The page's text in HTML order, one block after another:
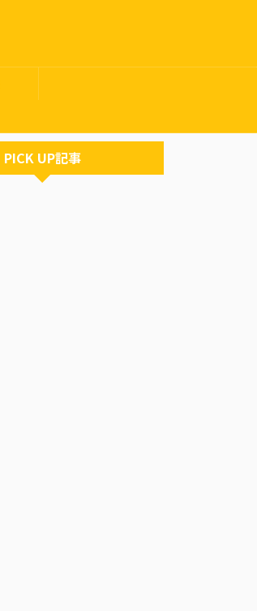
PICK UP記事